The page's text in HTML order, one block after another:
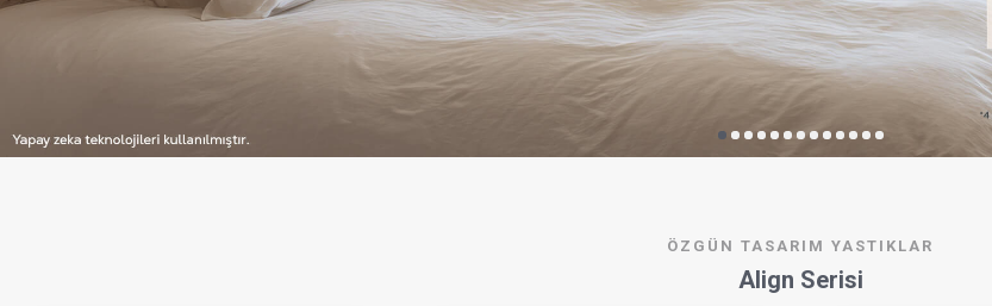
ÖZGÜN TASARIM YASTIKLAR
Align Serisi